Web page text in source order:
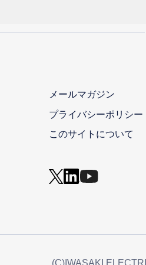
メールマガジン
プライバシーポリシー
このサイトについて
(C)IWASAKI